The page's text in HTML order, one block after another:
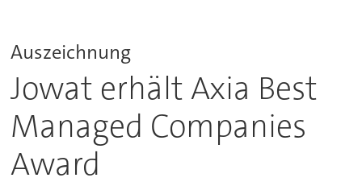
Auszeichnung
Jowat erhält Axia Best
Managed Companies
Award